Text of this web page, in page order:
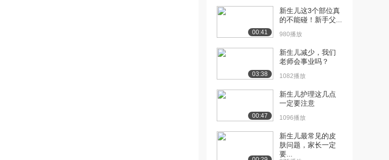
[11] 3.2胎内发展的过程
05:35
[12] 3.4分娩过程及影响 08:43
[13] 4.1新生儿的状态和能
08:01
[14] 4.1新生儿的状态和能
06:11
00:41
新生儿这3个部位真
的不能碰！新手父...
980播放
03:38
新生儿减少，我们
老师会事业吗？
1082播放
00:47
新生儿护理这几点
一定要注意
1096播放
新生儿最常见的皮
肤问题，家长一定
要...